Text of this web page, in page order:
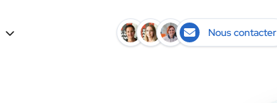
Nous contacter